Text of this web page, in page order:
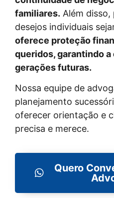
familiares. Além
desejos individuais
oferece proteção
queridos, garantindo
gerações futuras.
Nossa equipe de
planejamento
oferecer orientação e
precisa e merece.
Quero